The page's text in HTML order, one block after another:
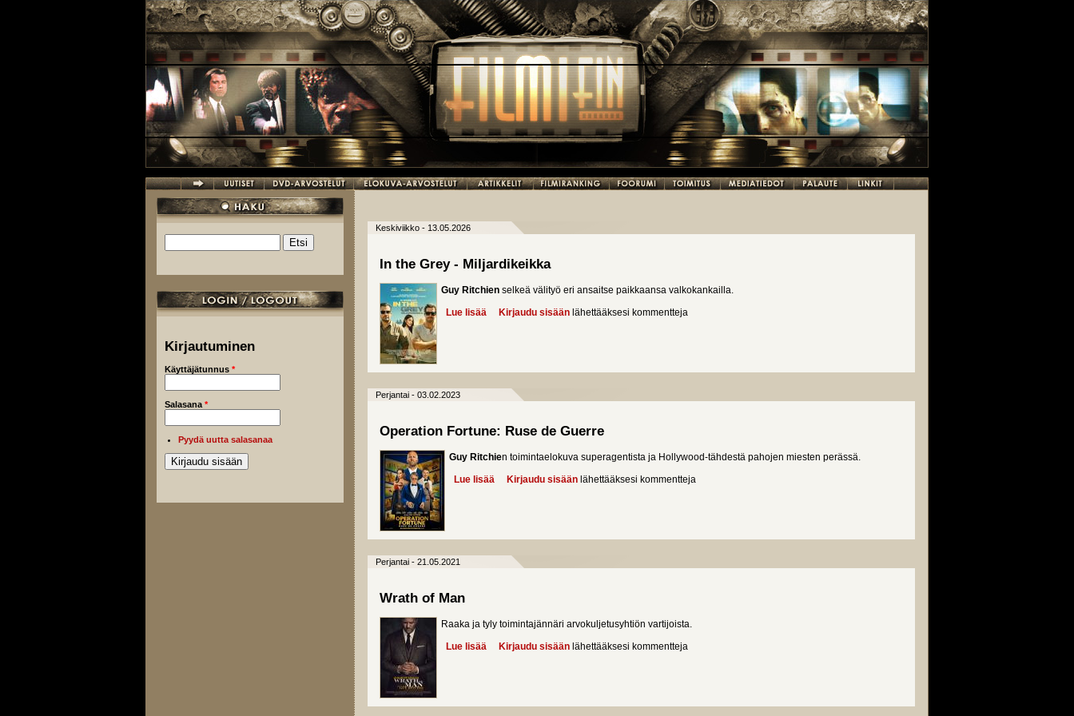
Hakulomake
Kirjautuminen
Käyttäjätunnus *
Salasana *
Pyydä uutta salasanaa
Keskiviikko - 13.05.2026
In the Grey - Miljardikeikka
Guy Ritchien selkeä välityö eri ansaitse paikkaansa valkokankailla.
Lue lisää about In the Grey - Miljardikeikka
Kirjaudu sisään lähettääksesi kommentteja
Perjantai - 03.02.2023
Operation Fortune: Ruse de Guerre
Guy Ritchien toimintaelokuva superagentista ja Hollywood-tähdestä pahojen miesten perässä.
Lue lisää about Operation Fortune: Ruse de Guerre
Kirjaudu sisään lähettääksesi kommentteja
Perjantai - 21.05.2021
Wrath of Man
Raaka ja tyly toimintajännäri arvokuljetusyhtiön vartijoista.
Lue lisää about Wrath of Man
Kirjaudu sisään lähettääksesi kommentteja